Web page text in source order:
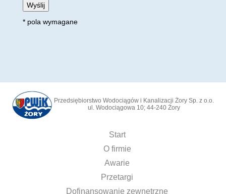
* pola wymagane
Przedsiębiorstwo Wodociągów i Kanalizacji Żory Sp. z o.o.
ul. Wodociągowa 10; 44-240 Żory
Start
O firmie
Awarie
Przetargi
Dofinansowanie zewnętrzne